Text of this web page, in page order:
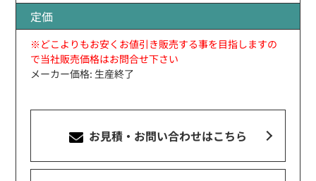
定価
※どこよりもお安くお値引き販売する事を目指しますの
で当社販売価格はお問合せ下さい
メーカー価格: 生産終了
お見積・お問い合わせはこちら